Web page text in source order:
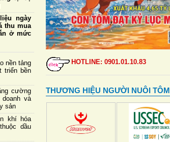
ngày
thu mua
ở mức
triển
thúc đẩy
thú
ngập
tiến tới
gây chết
nền tảng
triển bền
cường
và
sản
khí hóa
dầu
HOTLINE: 0901.01.10.83
THƯƠNG HIỆU NGƯỜI NUÔI TÔM